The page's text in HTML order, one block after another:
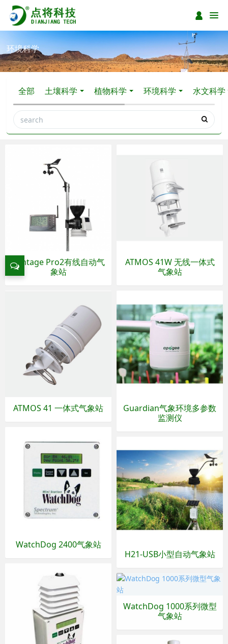
环境科学
全部 土壤科学 植物科学 环境科学 水文科学
Vantage Pro2有线自动气
象站
ATMOS 41W 无线一体式
气象站
ATMOS 41 一体式气象站
Guardian气象环境多参数
监测仪
WatchDog 2400气象站
H21-USB小型自动气象站
WatchDog 1000系列微型
气象站